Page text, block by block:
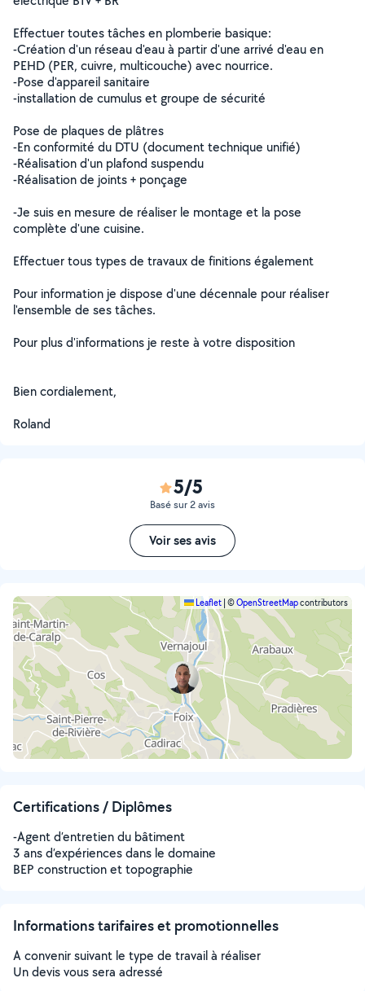
Effectuer toutes tâches en plomberie basique:
-Création d'un réseau d'eau à partir d'une arrivé d'eau en
PEHD (PER, cuivre, multicouche) avec nourrice.
-Pose d'appareil sanitaire
-installation de cumulus et groupe de sécurité
Pose de plaques de plâtres
-En conformité du DTU (document technique unifié)
-Réalisation d'un plafond suspendu
-Réalisation de joints + ponçage
-Je suis en mesure de réaliser le montage et la pose
complète d'une cuisine.
Effectuer tous types de travaux de finitions également
Pour information je dispose d'une décennale pour réaliser
l'ensemble de ses tâches.
Pour plus d'informations je reste à votre disposition
Bien cordialement,
Roland
5/5
Basé sur 2 avis
Voir ses avis
Leaflet ©OpenStreetMapcontributors
Certifications / Diplômes
-Agent d’entretien du bâtiment
3 ans d’expériences dans le domaine
BEP construction et topographie
Informations tarifaires et promotionnelles
A convenir suivant le type de travail à réaliser
Un devis vous sera adressé